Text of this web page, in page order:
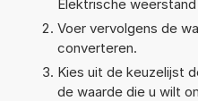
Elektrische weerstand
Voer vervolgens de
converteren.
Kies uit de keuzelijst
de waarde die u wilt